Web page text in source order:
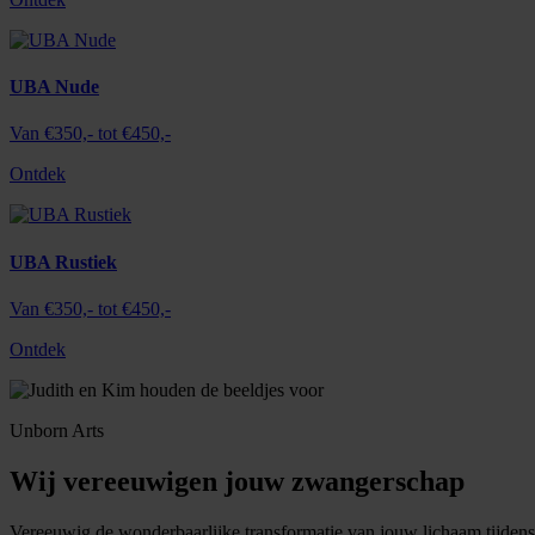
UBA Nude
Van €350,- tot €450,-
Ontdek
UBA Rustiek
Van €350,- tot €450,-
Ontdek
Unborn Arts
Wij vereeuwigen jouw zwangerschap